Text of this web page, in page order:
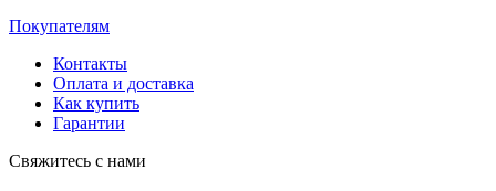
Покупателям
Контакты
Оплата и доставка
Как купить
Гарантии
Свяжитесь с нами